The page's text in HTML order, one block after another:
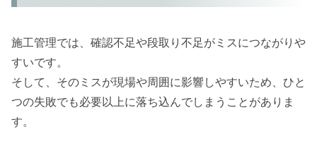
施工管理では、確認不足や段取り不足がミスにつながりや
すいです。
そして、そのミスが現場や周囲に影響しやすいため、ひと
つの失敗でも必要以上に落ち込んでしまうことがありま
す。